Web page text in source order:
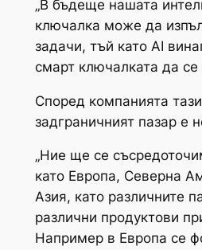
„В бъдеще нашата
ключалка може да
задачи, тъй като AI
смарт ключалката да се
Според компанията
задграничният пазар е
„Ние ще се
като Европа, Северна
Азия, като различните
различни продуктови
Например в Европа се